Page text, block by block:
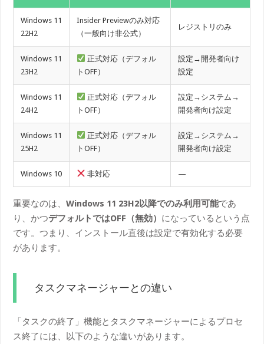
Windows 11
22H2
Insider Previewのみ対応
（一般向け非公式）
レジストリのみ
Windows 11
23H2
正式対応（デフォル
トOFF）
設定→開発者向け
設定
Windows 11
24H2
正式対応（デフォル
トOFF）
設定→システム→
開発者向け設定
Windows 11
25H2
正式対応（デフォル
トOFF）
設定→システム→
開発者向け設定
Windows 10 非対応 —
重要なのは、Windows 11 23H2以降でのみ利用可能であ
り、かつデフォルトではOFF（無効） になっているという点
です。つまり、インストール直後は設定で有効化する必要
があります。
タスクマネージャーとの違い
「タスクの終了」機能とタスクマネージャーによるプロセ
ス終了には、以下のような違いがあります。